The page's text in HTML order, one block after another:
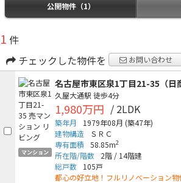
公開物件（1）
1 件
チェックした物件を
お問い合わせ
マンション
名古屋市東区泉1丁目21-35（日
久屋大通駅 徒歩4分
1,980万円 / 2LDK
築年月 1979年08月 (築47年)
建物構造
ＳＲＣ
専有面積
58.85m2
所在階/階数 2階 / 14階建
総戸数
105戸
都心の好立地！フルリノベーション物